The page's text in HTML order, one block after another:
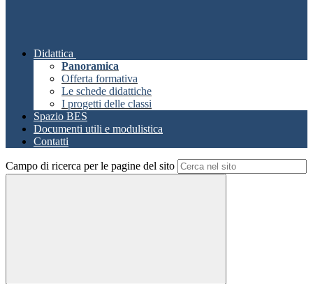
Didattica
Panoramica
Offerta formativa
Le schede didattiche
I progetti delle classi
Spazio BES
Documenti utili e modulistica
Contatti
Campo di ricerca per le pagine del sito